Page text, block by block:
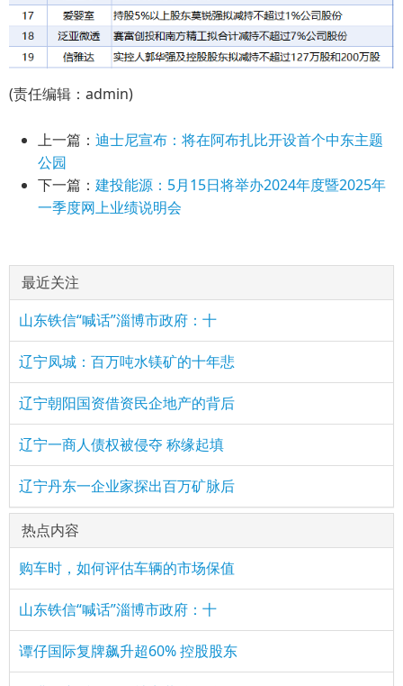
(责任编辑：admin)
上一篇： 迪士尼宣布：将在阿布扎比开设首个中东主题
公园
下一篇： 建投能源：5月15日将举办2024年度暨2025年
一季度网上业绩说明会
最近关注
山东铁信“喊话”淄博市政府：十
辽宁凤城：百万吨水镁矿的十年悲
辽宁朝阳国资借资民企地产的背后
辽宁一商人债权被侵夺 称缘起填
辽宁丹东一企业家探出百万矿脉后
热点内容
购车时，如何评估车辆的市场保值
山东铁信“喊话”淄博市政府：十
谭仔国际复牌飙升超60% 控股股东